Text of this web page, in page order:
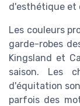
d'esthétique et
Les couleurs
garde-robes
Kingsland et
saison. Les
d'équitation
parfois des